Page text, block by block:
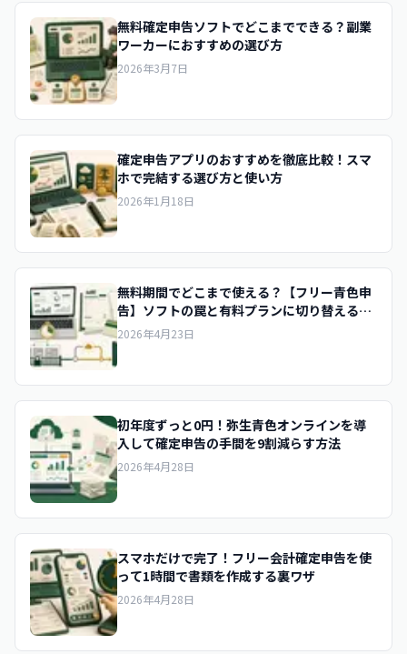
無料確定申告ソフトでどこまでできる？副業
ワーカーにおすすめの選び方
2026年3月7日
確定申告アプリのおすすめを徹底比較！スマ
ホで完結する選び方と使い方
2026年1月18日
無料期間でどこまで使える？【フリー青色申
告】ソフトの罠と有料プランに切り替えるべ
き基準
2026年4月23日
初年度ずっと0円！弥生青色オンラインを導
入して確定申告の手間を9割減らす方法
2026年4月28日
スマホだけで完了！フリー会計確定申告を使
って1時間で書類を作成する裏ワザ
2026年4月28日